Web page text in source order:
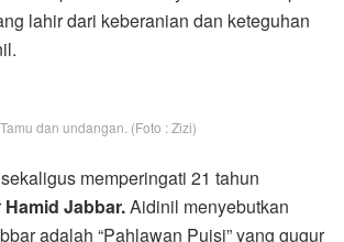
lahir dari keberanian dan keteguhan
Tamu dan undangan. (Foto : Zizi)
memperingati 21 tahun
Hamid Jabbar.Aidinil menyebutkan
adalah “Pahlawan Puisi” yang gugur